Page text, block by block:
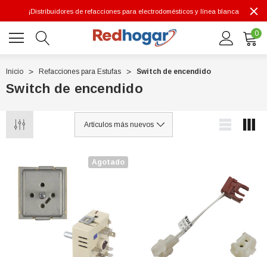
¡Distribuidores de refacciones para electrodomésticos y línea blanca
0
Inicio Refacciones para Estufas Switch de encendido
Switch de encendido
Agotado
7614